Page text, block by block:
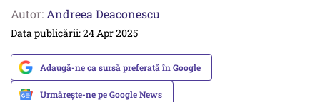
Autor: Andreea Deaconescu
Data publicării: 24 Apr 2025
Adaugă-ne ca sursă preferată în Google
Urmărește-ne pe Google News